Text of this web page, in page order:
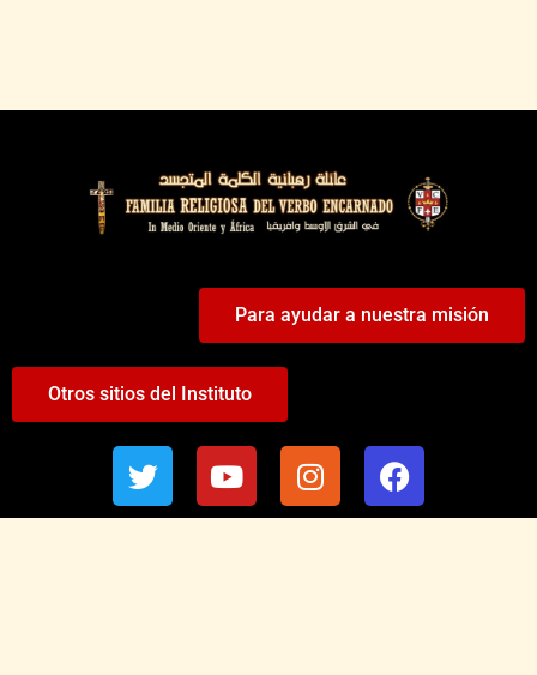
Para ayudar a nuestra misión
Otros sitios del Instituto